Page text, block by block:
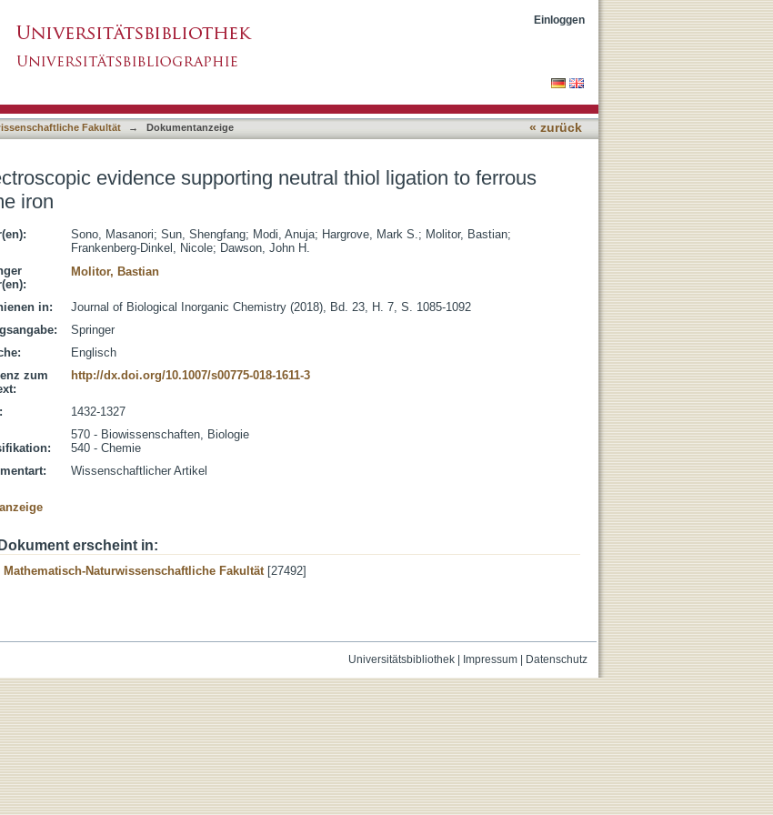
Einloggen
Fakultät → Dokumentanzeige « zurück
evidence supporting neutral thiol ligation to ferrous
iron
Sono, Masanori; Sun, Shengfang; Modi, Anuja; Hargrove, Mark S.; Molitor, Bastian;
Frankenberg-Dinkel, Nicole; Dawson, John H.
Molitor, Bastian
in:
Journal of Biological Inorganic Chemistry (2018), Bd. 23, H. 7, S. 1085-1092
Springer
Englisch
zum
http://dx.doi.org/10.1007/s00775-018-1611-3
1432-1327
570 - Biowissenschaften, Biologie
540 - Chemie
Wissenschaftlicher Artikel
erscheint in:
Mathematisch-Naturwissenschaftliche Fakultät[27492]
Universitätsbibliothek| Impressum| Datenschutz